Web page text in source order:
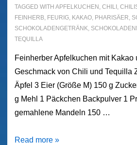
TAGGED WITH APFELKUCHEN , CHILI ,
FEINHERB, FEURIG, KAKAO, PHARISÄER,
SCHOKOLADENGETRÄNK,
TEQUILLA
Feinherber Apfelkuchen mit Kakao
Geschmack von Chili und Tequilla
Äpfel 3 Eier (Größe M) 150 g
g Mehl 1 Päckchen Backpulver 1
gemahlene Mandeln 150 …
Apfelkuchen
Read more »